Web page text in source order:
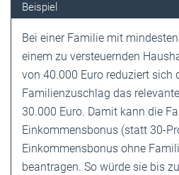
Beispiel
Bei einer Familie mit
einem zu versteuernden
von 40.000 Euro reduziert sich
Familienzuschlag das
30.000 Euro. Damit kann die
Einkommensbonus (statt 30-
Einkommensbonus ohne
beantragen. So würde sie bis